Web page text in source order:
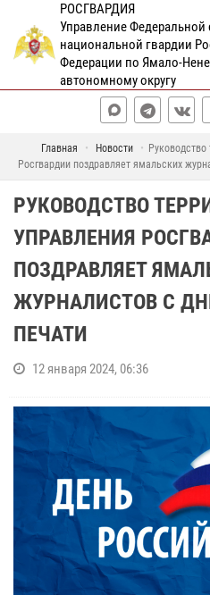
РОСГВАРДИЯ
Управление
национальной гвардии
Федерации по Ямало-
автономному округу
Главная Новости
Руководство
Росгвардии поздравляет ямальских
РУКОВОДСТВО
УПРАВЛЕНИЯ
ПОЗДРАВЛЯЕТ
ЖУРНАЛИСТОВ С
ПЕЧАТИ
12 января 2024, 06:36